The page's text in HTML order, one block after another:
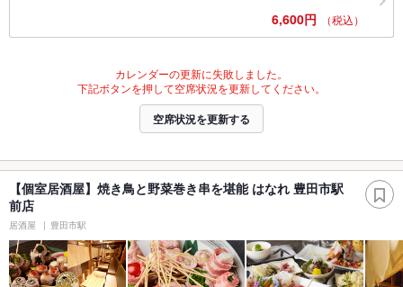
6,600円 （税込）
カレンダーの更新に失敗しました。
下記ボタンを押して空席状況を更新してください。
空席状況を更新する
【個室居酒屋】焼き鳥と野菜巻き串を堪能 はなれ 豊田市駅
前店
居酒屋 豊田市駅